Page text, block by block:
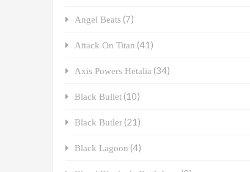
Angel Beats (7)
Attack On Titan (41)
Axis Powers Hetalia (34)
Black Bullet (10)
Black Butler (21)
Black Lagoon (4)